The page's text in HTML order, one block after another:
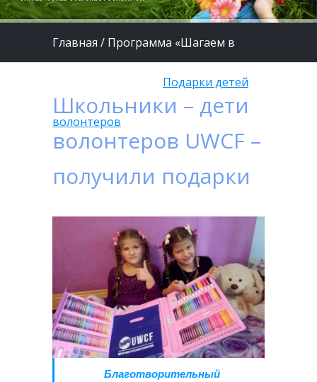
Главная / Программа «Шагаем в
Подарки детей
волонтеров
Школьники – дети
волонтеров UWCF –
получили подарки
Благотворительный